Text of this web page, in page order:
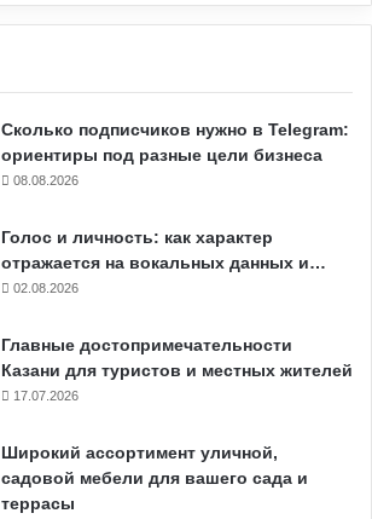
Сколько подписчиков нужно в Telegram:
ориентиры под разные цели бизнеса
08.08.2026
Голос и личность: как характер
отражается на вокальных данных и…
02.08.2026
Главные достопримечательности
Казани для туристов и местных жителей
17.07.2026
Широкий ассортимент уличной,
садовой мебели для вашего сада и
террасы